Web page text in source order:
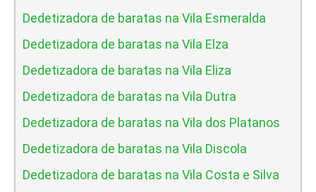
Dedetizadora de baratas na Vila Esmeralda
Dedetizadora de baratas na Vila Elza
Dedetizadora de baratas na Vila Eliza
Dedetizadora de baratas na Vila Dutra
Dedetizadora de baratas na Vila dos Platanos
Dedetizadora de baratas na Vila Discola
Dedetizadora de baratas na Vila Costa e Silva